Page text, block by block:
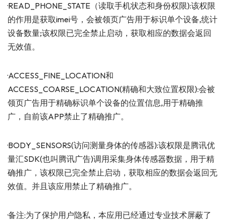
·READ_PHONE_STATE（读取手机状态和身份权限):该权限
的作用是获取imei号，会被领页广告用于标识单个设备,统计
设备数量;该权限已完全禁止启动，获取相应的数据会返回
无效值。
·ACCESS_FINE_LOCATION和
ACCESS_COARSE_LOCATION(精确和大致位置权限):会被
领页广告用于精确标识单个设备的位置信息,用于精确推
广，自前该APP禁止了精确推广。
·BODY_SENSORS(访问测量身体的传感器):该权限是腾讯优
量汇SDK(也叫腾讯广告)调用采集身体传感器数据，用于精
确推广，该权限已完全禁止启动，获取相应的数据会返回无
效值。并且该应用禁止了精确推广。
·备注:为了保护用户隐私，本应用已经通过专业技术屏蔽了